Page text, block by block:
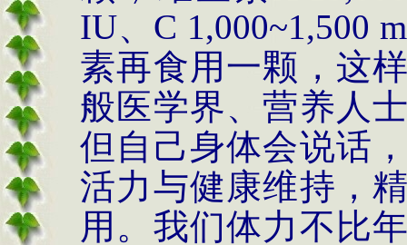
IU、 C 1,000~1,500
素再食用一颗，这
般医学界、营养人
但自己身体会说话
活力与健康维持，
用。我们体力不比